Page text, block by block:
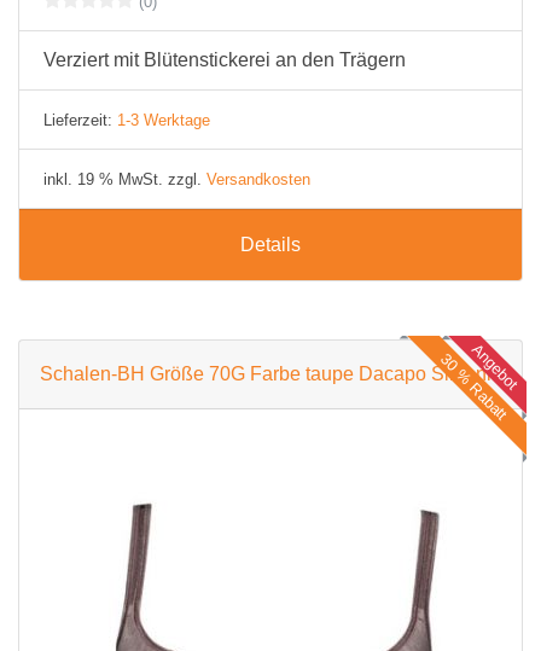
Verziert mit Blütenstickerei an den Trägern
Lieferzeit: 1-3 Werktage
inkl. 19 % MwSt. zzgl. Versandkosten
Details
Angebot
30 % Rabatt
Schalen-BH Größe 70G Farbe taupe Dacapo Sinfonie